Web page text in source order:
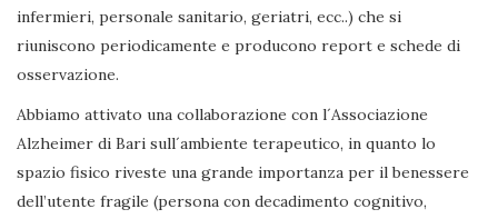
infermieri, personale sanitario, geriatri, ecc..) che si
riuniscono periodicamente e producono report e schede di
osservazione.
Abbiamo attivato una collaborazione con l´Associazione
Alzheimer di Bari sull´ambiente terapeutico, in quanto lo
spazio fisico riveste una grande importanza per il benessere
dell’utente fragile (persona con decadimento cognitivo,